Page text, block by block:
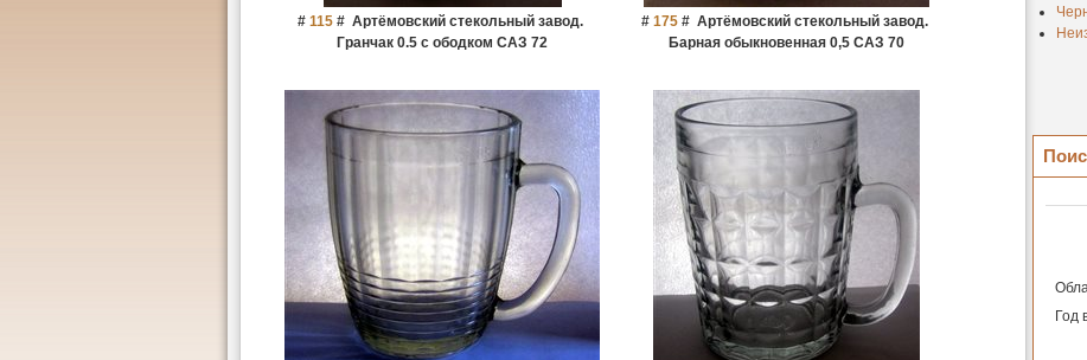
# 115 # Артёмовский стекольный завод.
Гранчак 0.5 с ободком САЗ 72
# 175# Артёмовский стекольный завод.
Барная обыкновенная 0,5 САЗ 70
Год